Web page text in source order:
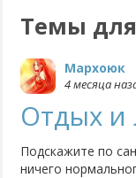
Темы для
Мархоюк
4 месяца
Отдых и
Подскажите по
ничего